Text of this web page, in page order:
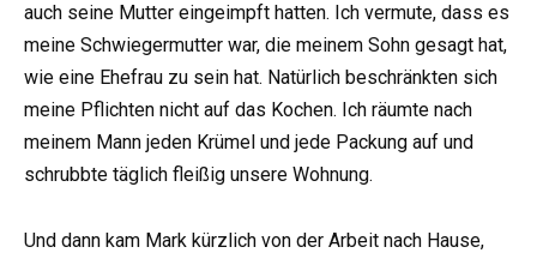
auch seine Mutter eingeimpft hatten. Ich vermute, dass es
meine Schwiegermutter war, die meinem Sohn gesagt hat,
wie eine Ehefrau zu sein hat. Natürlich beschränkten sich
meine Pflichten nicht auf das Kochen. Ich räumte nach
meinem Mann jeden Krümel und jede Packung auf und
schrubbte täglich fleißig unsere Wohnung.
Und dann kam Mark kürzlich von der Arbeit nach Hause,